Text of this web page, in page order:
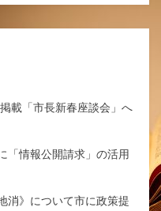
載「市長新春座談会」へ
「情報公開請求」の活用
消》について市に政策提